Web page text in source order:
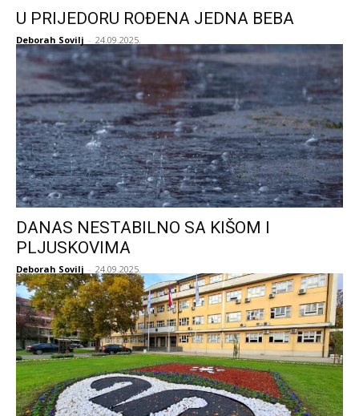
U PRIJEDORU ROĐENA JEDNA BEBA
Deborah Sovilj - 24.09.2025.
DANAS NESTABILNO SA KIŠOM I
PLJUSKOVIMA
Deborah Sovilj - 24.09.2025.